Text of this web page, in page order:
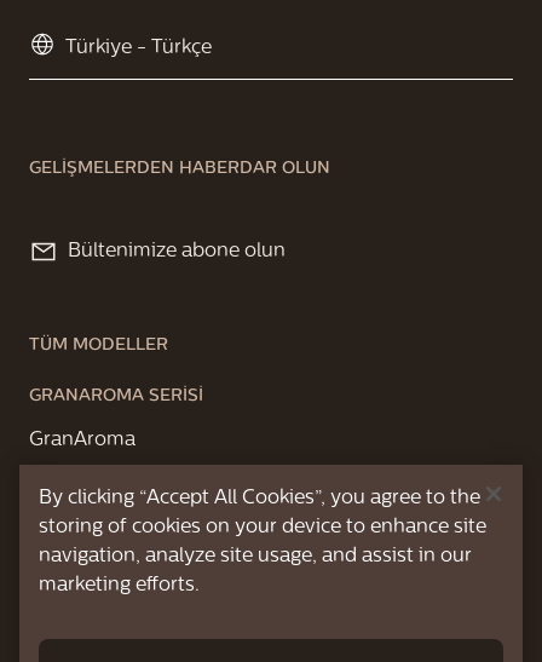
GELİŞMELERDEN HABERDAR OLUN
Bültenimize abone olun
TÜM MODELLER
GRANAROMA SERİSİ
GranAroma
GranAroma Deluxe
HAKKIMIZDA
GENEL DESTEK
By clicking “Accept All Cookies”, you agree to the
storing of cookies on your device to enhance site
navigation, analyze site usage, and assist in our
marketing efforts.